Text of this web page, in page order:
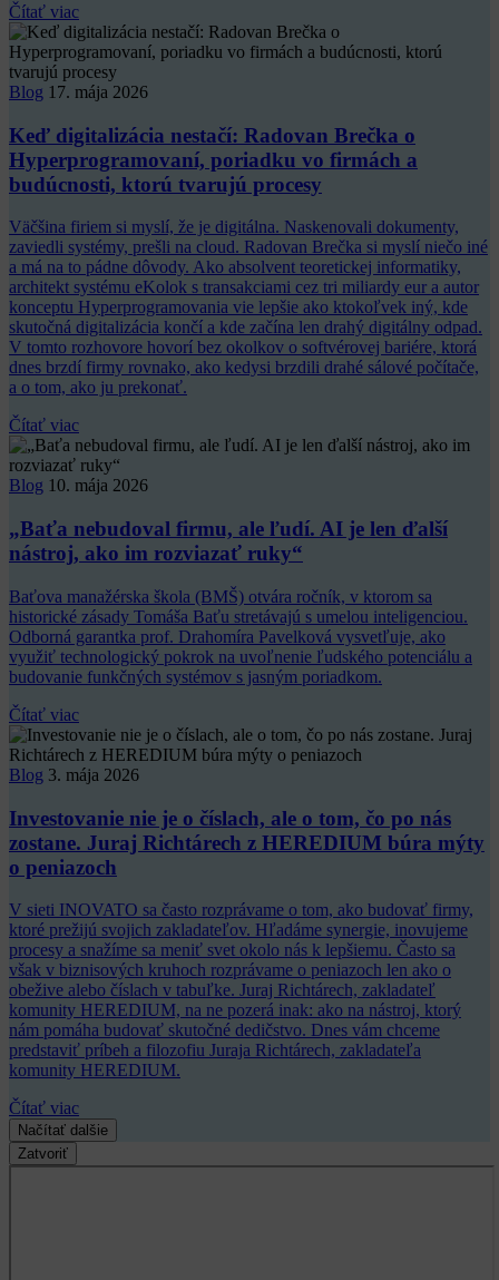
Čítať viac
Blog 17. mája 2026
Keď digitalizácia nestačí: Radovan Brečka o
Hyperprogramovaní, poriadku vo firmách a
budúcnosti, ktorú tvarujú procesy
Väčšina firiem si myslí, že je digitálna. Naskenovali dokumenty,
zaviedli systémy, prešli na cloud. Radovan Brečka si myslí niečo iné
a má na to pádne dôvody. Ako absolvent teoretickej informatiky,
architekt systému eKolok s transakciami cez tri miliardy eur a autor
konceptu Hyperprogramovania vie lepšie ako ktokoľvek iný, kde
skutočná digitalizácia končí a kde začína len drahý digitálny odpad.
V tomto rozhovore hovorí bez okolkov o softvérovej bariére, ktorá
dnes brzdí firmy rovnako, ako kedysi brzdili drahé sálové počítače,
a o tom, ako ju prekonať.
Čítať viac
Blog 10. mája 2026
„Baťa nebudoval firmu, ale ľudí. AI je len ďalší
nástroj, ako im rozviazať ruky“
Baťova manažérska škola (BMŠ) otvára ročník, v ktorom sa
historické zásady Tomáša Baťu stretávajú s umelou inteligenciou.
Odborná garantka prof. Drahomíra Pavelková vysvetľuje, ako
využiť technologický pokrok na uvoľnenie ľudského potenciálu a
budovanie funkčných systémov s jasným poriadkom.
Čítať viac
Blog 3. mája 2026
Investovanie nie je o číslach, ale o tom, čo po nás
zostane. Juraj Richtárech z HEREDIUM búra mýty
o peniazoch
V sieti INOVATO sa často rozprávame o tom, ako budovať firmy,
ktoré prežijú svojich zakladateľov. Hľadáme synergie, inovujeme
procesy a snažíme sa meniť svet okolo nás k lepšiemu. Často sa
však v biznisových kruhoch rozprávame o peniazoch len ako o
obežive alebo číslach v tabuľke. Juraj Richtárech, zakladateľ
komunity HEREDIUM, na ne pozerá inak: ako na nástroj, ktorý
nám pomáha budovať skutočné dedičstvo. Dnes vám chceme
predstaviť príbeh a filozofiu Juraja Richtárech, zakladateľa
komunity HEREDIUM.
Čítať viac
Načítať dalšie
Zatvoriť